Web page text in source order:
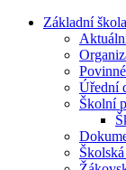
Základní škola
Úřední
Školní